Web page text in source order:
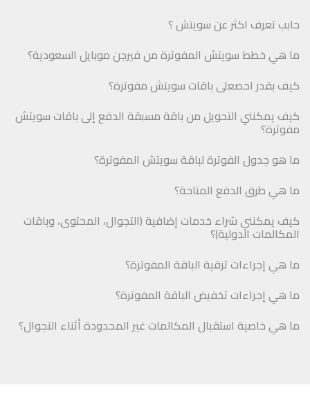
حابب تعرف اكثر عن سويتش ؟
ما هي خطط سويتش المفوترة من فيرجن موبايل السعودية؟
كيف بقدر احصعلى باقات سويتش مفوترة؟
كيف يمكنني التحويل من باقة مسبقة الدفع إلى باقات سويتش
مفوترة؟
ما هو جدول الفوترة لباقة سويتش المفوترة؟
ما هي طرق الدفع المتاحة؟
كيف يمكنني شراء خدمات إضافية (التجوال، المحتوى، وباقات
المكالمات الدولية)؟
ما هي إجراءات ترقية الباقة المفوترة؟
ما هي إجراءات تخفيض الباقة المفوترة؟
ما هي خاصية استقبال المكالمات غير المحدودة أثناء التجوال؟